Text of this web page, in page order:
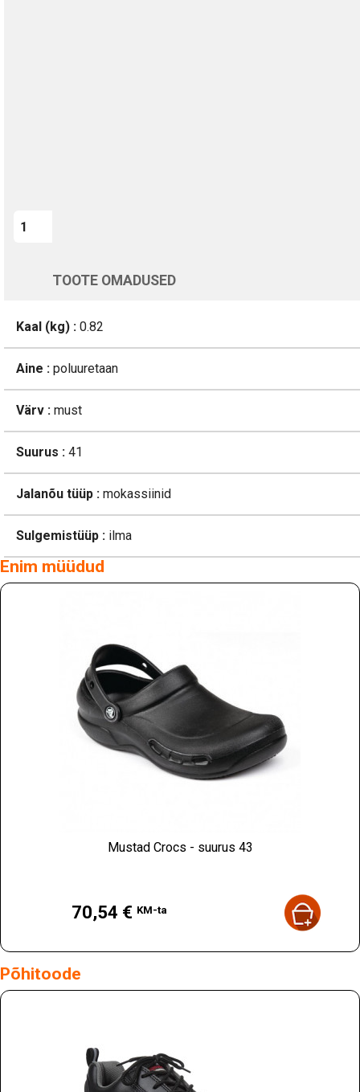
TOOTE OMADUSED
Kaal (kg) : 0.82
Aine : poluuretaan
Värv : must
Suurus : 41
Jalanõu tüüp : mokassiinid
Sulgemistüüp : ilma
Enim müüdud
Mustad Crocs - suurus 43
70,54 € KM-ta
Põhitoode